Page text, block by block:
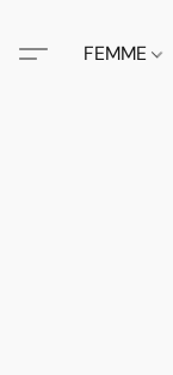
FEMME